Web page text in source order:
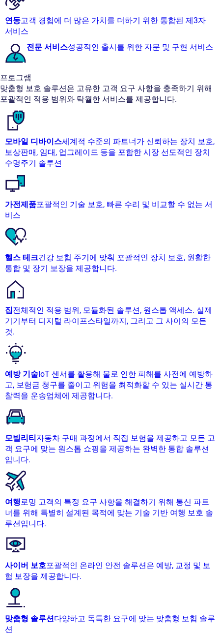
연동고객 경험에 더 많은 가치를 더하기 위한 통합된 제3자
서비스
전문 서비스성공적인 출시를 위한 자문 및 구현 서비스
프로그램
맞춤형 보호 솔루션은 고유한 고객 요구 사항을 충족하기 위해
포괄적인 적용 범위와 탁월한 서비스를 제공합니다.
모바일 디바이스세계적 수준의 파트너가 신뢰하는 장치 보호,
보상판매, 임대, 업그레이드 등을 포함한 시장 선도적인 장치
수명주기 솔루션
가전제품포괄적인 기술 보호, 빠른 수리 및 비교할 수 없는 서
비스
헬스 테크건강 보험 주기에 맞춰 포괄적인 장치 보호, 원활한
통합 및 장기 보장을 제공합니다.
집전체적인 적용 범위, 모듈화된 솔루션, 원스톱 액세스. 실제
기기부터 디지털 라이프스타일까지, 그리고 그 사이의 모든
것.
예방 기술IoT 센서를 활용해 물로 인한 피해를 사전에 예방하
고, 보험금 청구를 줄이고 위험을 최적화할 수 있는 실시간 통
찰력을 운송업체에 제공합니다.
모빌리티자동차 구매 과정에서 직접 보험을 제공하고 모든 고
객 요구에 맞는 원스톱 쇼핑을 제공하는 완벽한 통합 솔루션
입니다.
여행로밍 고객의 특정 요구 사항을 해결하기 위해 통신 파트
너를 위해 특별히 설계된 목적에 맞는 기술 기반 여행 보호 솔
루션입니다.
사이버 보호포괄적인 온라인 안전 솔루션은 예방, 교정 및 보
험 보장을 제공합니다.
맞춤형 솔루션다양하고 독특한 요구에 맞는 맞춤형 보험 솔루
션